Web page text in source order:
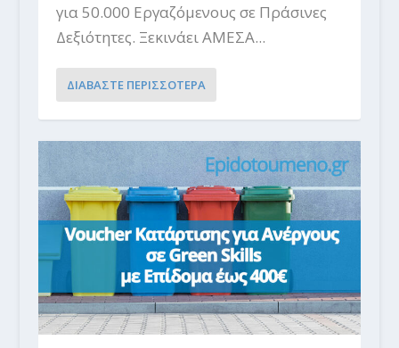
για 50.000 Εργαζόμενους σε Πράσινες
Δεξιότητες. Ξεκινάει ΑΜΕΣΑ...
ΔΙΑΒΑΣΤΕ ΠΕΡΙΣΣΟΤΕΡΑ